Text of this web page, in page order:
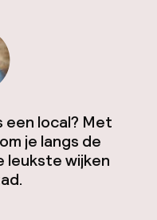
een local? Met
je langs de
leukste wijken